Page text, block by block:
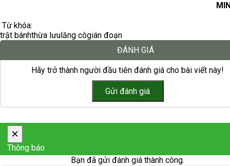
Từ khóa:
trật bánhthừa lưulăng côgián đoạn
ĐÁNH GIÁ
Hãy trở thành người đầu tiên đánh giá cho bài viết này!
×
Thông báo
Bạn đã gửi đánh giá thành công.